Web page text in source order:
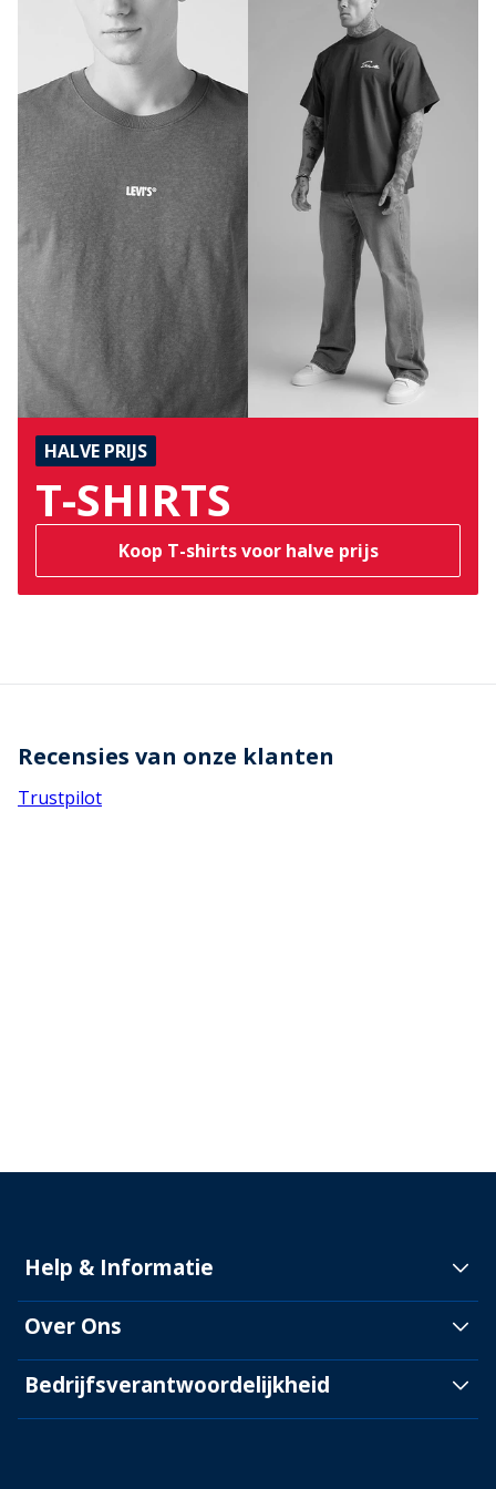
HALVE PRIJS
T-SHIRTS
Koop T-shirts voor halve prijs
Recensies van onze klanten
Trustpilot
Help & Informatie
Over Ons
Bedrijfsverantwoordelijkheid